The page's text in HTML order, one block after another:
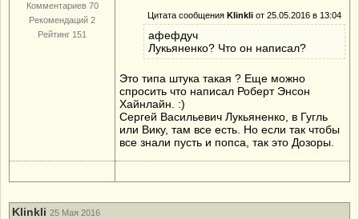
Комментариев 70
Рекомендаций 2
Рейтинг 151
Цитата сообщения Klinkli от 25.05.2016 в 13:04
афефдуч
Лукьяненко? Что он написал?
Это типа штука такая ? Еще можно
спросить что написал Роберт Энсон
Хайнлайн. :)
Сергей Васильевич Лукьяненко, в Гугль
или Вику, там все есть. Но если так чтобы
все знали пусть и попса, так это Дозоры.
Klinkli 25 Мая 2016